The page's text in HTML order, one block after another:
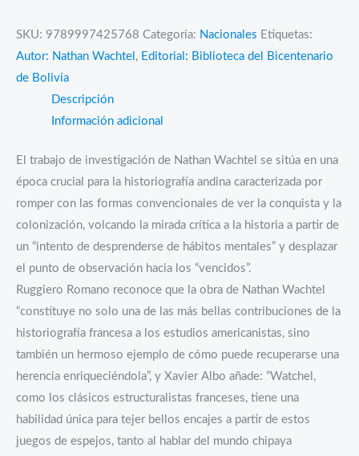
SKU: 9789997425768 Categoría: Nacionales Etiquetas:
Autor: Nathan Wachtel , Editorial: Biblioteca del Bicentenario
de Bolivia
Descripción
Información adicional
El trabajo de investigación de Nathan Wachtel se sitúa en una
época crucial para la historiografía andina caracterizada por
romper con las formas convencionales de ver la conquista y la
colonización, volcando la mirada crítica a la historia a partir de
un “intento de desprenderse de hábitos mentales” y desplazar
el punto de observación hacia los “vencidos”.
Ruggiero Romano reconoce que la obra de Nathan Wachtel
“constituye no solo una de las más bellas contribuciones de la
historiografía francesa a los estudios americanistas, sino
también un hermoso ejemplo de cómo puede recuperarse una
herencia enriqueciéndola”, y Xavier Albo añade: “Watchel,
como los clásicos estructuralistas franceses, tiene una
habilidad única para tejer bellos encajes a partir de estos
juegos de espejos, tanto al hablar del mundo chipaya